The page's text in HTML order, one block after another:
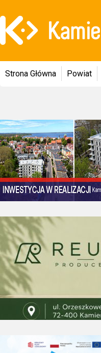
Strona Główna Powiat